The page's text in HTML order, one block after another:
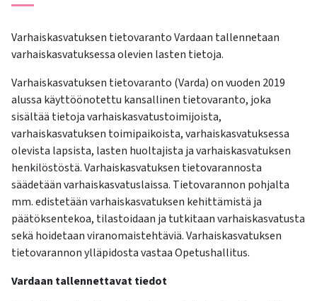
Varhaiskasvatuksen tietovaranto Vardaan tallennetaan
varhaiskasvatuksessa olevien lasten tietoja.
Varhaiskasvatuksen tietovaranto (Varda) on vuoden 2019
alussa käyttöönotettu kansallinen tietovaranto, joka
sisältää tietoja varhaiskasvatustoimijoista,
varhaiskasvatuksen toimipaikoista, varhaiskasvatuksessa
olevista lapsista, lasten huoltajista ja varhaiskasvatuksen
henkilöstöstä. Varhaiskasvatuksen tietovarannosta
säädetään varhaiskasvatuslaissa. Tietovarannon pohjalta
mm. edistetään varhaiskasvatuksen kehittämistä ja
päätöksentekoa, tilastoidaan ja tutkitaan varhaiskasvatusta
sekä hoidetaan viranomaistehtäviä. Varhaiskasvatuksen
tietovarannon ylläpidosta vastaa Opetushallitus.
Vardaan tallennettavat tiedot